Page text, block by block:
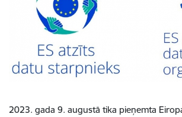
2023. gada 9. augustā tika pieņemta